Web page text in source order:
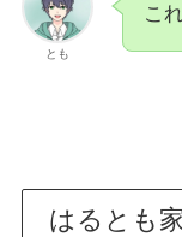
とも
こ
はるとも